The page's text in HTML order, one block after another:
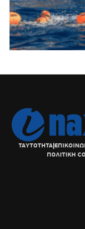
ΤΑΥΤΟΤΗΤΑ|
ΠΟΛΙΤΙΚΗ